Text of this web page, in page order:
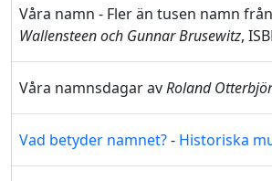
Våra namn - Fler än tusen namn
Wallensteen och Gunnar Brusewitz,
Våra namnsdagar avRoland
Vad betyder namnet?- Historiska